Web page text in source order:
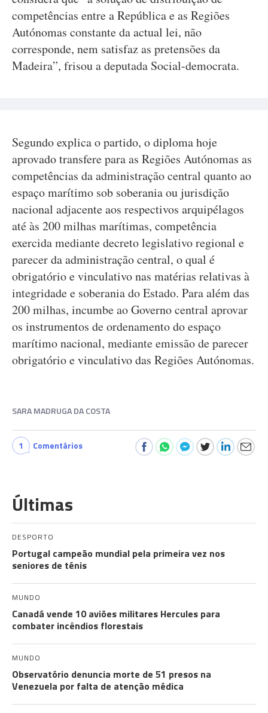
competências entre a República e as Regiões
Autónomas constante da actual lei, não
corresponde, nem satisfaz as pretensões da
Madeira”, frisou a deputada Social-democrata.
Segundo explica o partido, o diploma hoje
aprovado transfere para as Regiões Autónomas as
competências da administração central quanto ao
espaço marítimo sob soberania ou jurisdição
nacional adjacente aos respectivos arquipélagos
até às 200 milhas marítimas, competência
exercida mediante decreto legislativo regional e
parecer da administração central, o qual é
obrigatório e vinculativo nas matérias relativas à
integridade e soberania do Estado. Para além das
200 milhas, incumbe ao Governo central aprovar
os instrumentos de ordenamento do espaço
marítimo nacional, mediante emissão de parecer
obrigatório e vinculativo das Regiões Autónomas.
SARA MADRUGA DA COSTA
1 Comentários
Últimas
DESPORTO
Portugal campeão mundial pela primeira vez nos
seniores de ténis
MUNDO
Canadá vende 10 aviões militares Hercules para
combater incêndios florestais
MUNDO
Observatório denuncia morte de 51 presos na
Venezuela por falta de atenção médica